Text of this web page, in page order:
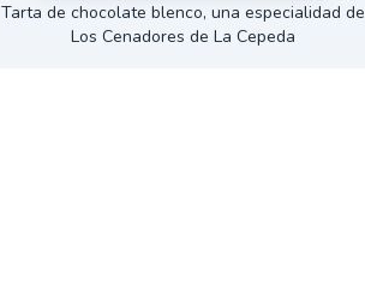
Tarta de chocolate blenco, una especialidad de
Los Cenadores de La Cepeda